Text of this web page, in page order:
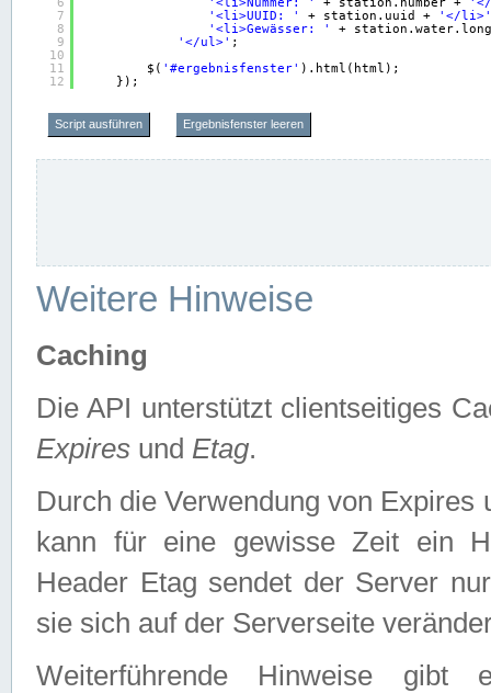
7
8
9
10
11
12
'<li>UUID: '
+ station.uuid +
'</li>'
'<li>Gewässer: '
+
'</ul>' ;
$( '#ergebnisfenster' ).html(html);
});
Script ausführen Ergebnisfenster leeren
Weitere Hinweise
Caching
Die API unterstützt clientseitiges
Expires und Etag.
Durch die Verwendung von
kann für eine gewisse Zeit ein
Header Etag sendet der Server
sie sich auf der Serverseite
Weiterführende Hinweise